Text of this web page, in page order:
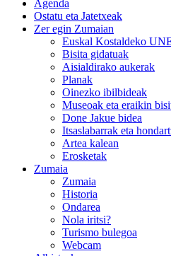
Agenda
Ostatu eta Jatetxeak
Zer egin Zumaian
Euskal Kostaldeko
Bisita gidatuak
Aisialdirako aukerak
Planak
Oinezko ibilbideak
Museoak eta eraikin
Done Jakue bidea
Itsaslabarrak eta
Artea kalean
Erosketak
Zumaia
Zumaia
Historia
Ondarea
Nola iritsi?
Turismo bulegoa
Webcam